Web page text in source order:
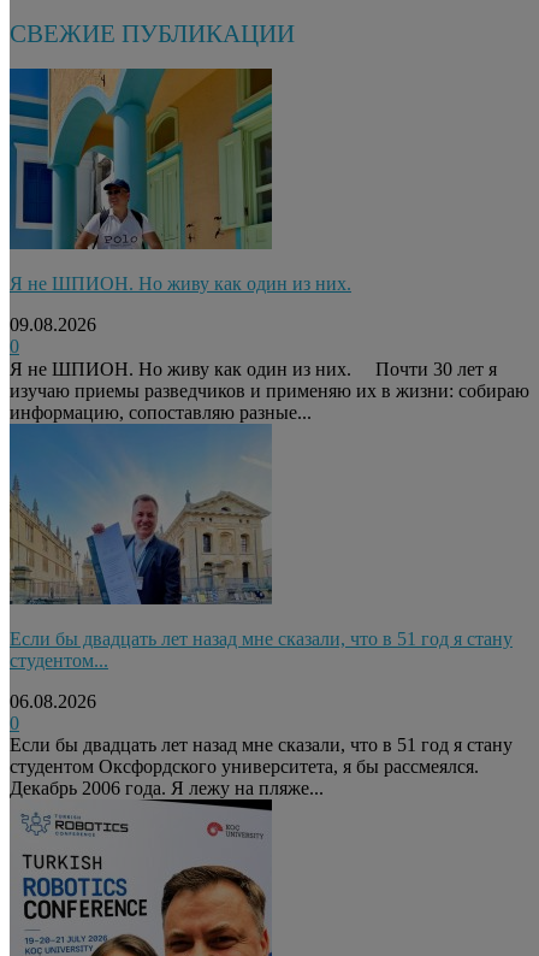
СВЕЖИЕ ПУБЛИКАЦИИ
Я не ШПИОН. Но живу как один из них.
09.08.2026
0
Я не ШПИОН. Но живу как один из них. ⠀ Почти 30 лет я
изучаю приемы разведчиков и применяю их в жизни: собираю
информацию, сопоставляю разные...
Если бы двадцать лет назад мне сказали, что в 51 год я стану
студентом...
06.08.2026
0
Если бы двадцать лет назад мне сказали, что в 51 год я стану
студентом Оксфордского университета, я бы рассмеялся.
Декабрь 2006 года. Я лежу на пляже...